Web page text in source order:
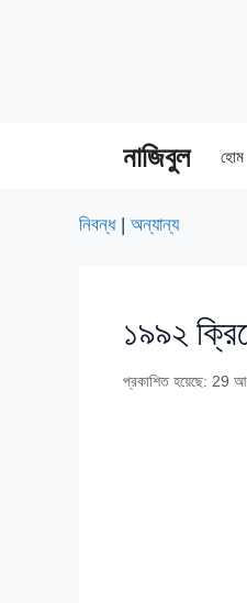
নাজিবুল হোম
নিবন্ধ| অন্যান্য
১৯৯২
প্রকাশিত হয়েছে: 29